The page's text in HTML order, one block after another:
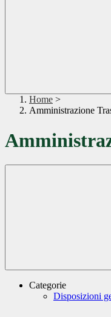
Home >
Amministrazione
Categorie
Disposizioni